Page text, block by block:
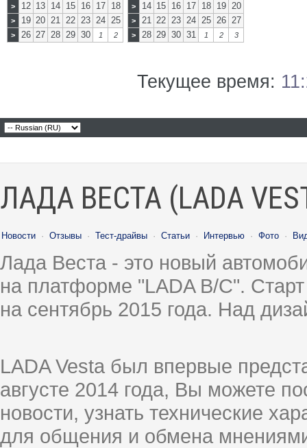
> 12 13 14 15 16 17 18
> 19 20 21 22 23 24 25
> 26 27 28 29 30 1 2
> 14 15 16 17 18 19 20
> 21 22 23 24 25 26 27
> 28 29 30 31 1 2 3
Текущее время:
ЛАДА ВЕСТА (LADA
Новости · Отзывы · Тест-драйвы · Статьи · Интервью · Фото ·
Лада Веста - это новый
на платформе "LADA B/C".
на сентябрь 2015 года. Над
LADA Vesta был впервые
августе 2014 года, Вы можете
новости, узнать технические
для общения и обмена